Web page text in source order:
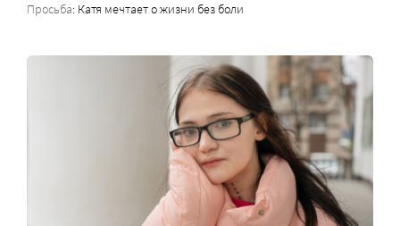
Просьба: Катя мечтает о жизни без боли